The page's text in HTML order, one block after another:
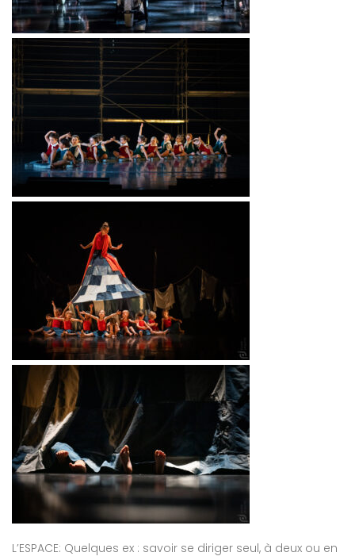
L’ESPACE: Quelques ex : savoir se diriger seul, à deux ou en